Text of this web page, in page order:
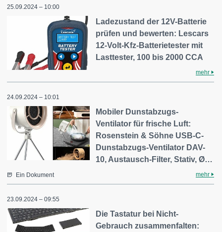
25.09.2024 – 10:00
Ladezustand der 12V-Batterie
prüfen und bewerten: Lescars
12-Volt-Kfz-Batterietester mit
Lasttester, 100 bis 2000 CCA
mehr
24.09.2024 – 10:01
Mobiler Dunstabzugs-
Ventilator für frische Luft:
Rosenstein & Söhne USB-C-
Dunstabzugs-Ventilator DAV-
10, Austausch-Filter, Stativ, Ø…
Ein Dokument mehr
23.09.2024 – 09:55
Die Tastatur bei Nicht-
Gebrauch zusammenfalten​: